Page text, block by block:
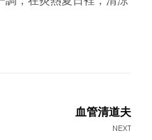
NEXT
血管清道夫